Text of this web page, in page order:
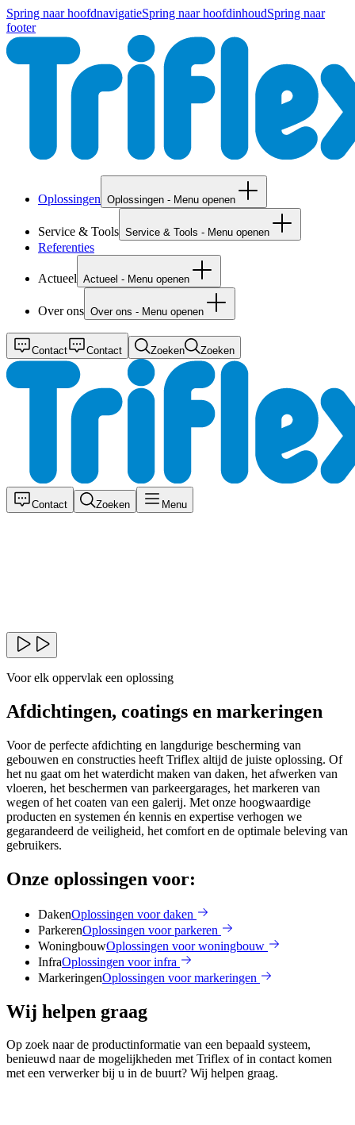
Spring naar hoofdnavigatieSpring naar hoofdinhoudSpring naar
footer
Oplossingen Oplossingen - Menu openen
Service & Tools Service & Tools - Menu openen
Referenties
Actueel Actueel - Menu openen
Over ons Over ons - Menu openen
Contact Contact Zoeken Zoeken
Contact Zoeken Menu
Voor elk oppervlak een oplossing
Afdichtingen, coatings en markeringen
Voor de perfecte afdichting en langdurige bescherming van
gebouwen en constructies heeft Triflex altijd de juiste oplossing. Of
het nu gaat om het waterdicht maken van daken, het afwerken van
vloeren, het beschermen van parkeergarages, het markeren van
wegen of het coaten van een galerij. Met onze hoogwaardige
producten en systemen én kennis en expertise verhogen we
gegarandeerd de veiligheid, het comfort en de optimale beleving van
gebruikers.
Onze oplossingen voor:
DakenOplossingen voor daken
ParkerenOplossingen voor parkeren
WoningbouwOplossingen voor woningbouw
InfraOplossingen voor infra
MarkeringenOplossingen voor markeringen
Wij helpen graag
Op zoek naar de productinformatie van een bepaald systeem,
benieuwd naar de mogelijkheden met Triflex of in contact komen
met een verwerker bij u in de buurt? Wij helpen graag.